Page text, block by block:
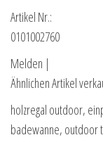
Artikel Nr.:
0101002760
Melden |
Ähnlichen Artikel
holzregal outdoor,
badewanne, outdoor